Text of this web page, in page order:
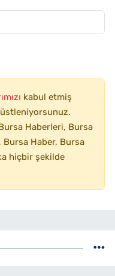
kabul etmiş
Haberleri, Bursa
Haber, Bursa
hiçbir şekilde